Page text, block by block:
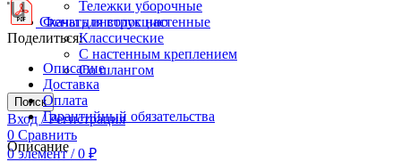
Тележки уборочные
Фены для волос настенные
Классические
С настенным креплением
Со шлангом
Поиск
Вход / Регистрация
0 Сравнить
0элемент / 0 ₽
Скачать инструкцию
Поделиться:
Описание
Доставка
Оплата
Гарантийный обязательства
Описание